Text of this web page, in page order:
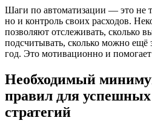
Шаги по автоматизации — это не
но и контроль своих расходов.
позволяют отслеживать, сколько
подсчитывать, сколько можно ещё
год. Это мотивационно и
Необходимый
правил для успешных
стратегий